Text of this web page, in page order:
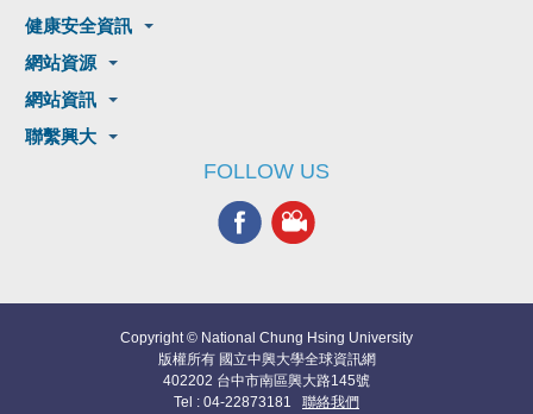
健康安全資訊
網站資源
網站資訊
聯繫興大
FOLLOW US
Copyright © National Chung Hsing University
版權所有 國立中興大學全球資訊網
402202 台中市南區興大路145號
Tel : 04-22873181 聯絡我們